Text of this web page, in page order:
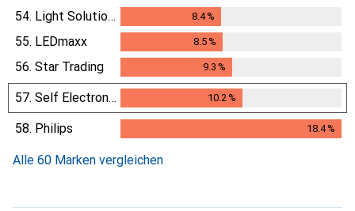
54. Light Solutions 8.4%
55. LEDmaxx 8.5%
56. Star Trading 9.3 %
57. Self Electronics 10.2 %
58. Philips 18.4%
Alle 60 Marken vergleichen